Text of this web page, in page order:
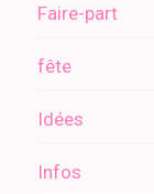
Faire-part
fête
Idées
Infos